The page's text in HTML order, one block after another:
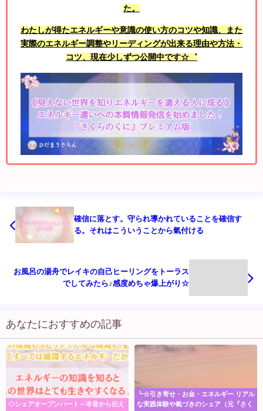
た。
わたしが得たエネルギーや意識の使い方のコツや知識、また
実際のエネルギー調整やリーディングが出来る理由や方法・
コツ、現在少しずつ公開中です☆゛
確信に落とす。守られ導かれていることを確信す
る。それはこういうことから氣付ける
お風呂の湯舟でレイキの自己ヒーリングをトーラス
でしてみたら♪感度めちゃ爆上がり☆
あなたにおすすめの記事
◇シェアオープンハート～本音から伝え
┗☆引き寄せ・お金・エネルギー リアル
な実践体験や氣づきのシェア（元『さく